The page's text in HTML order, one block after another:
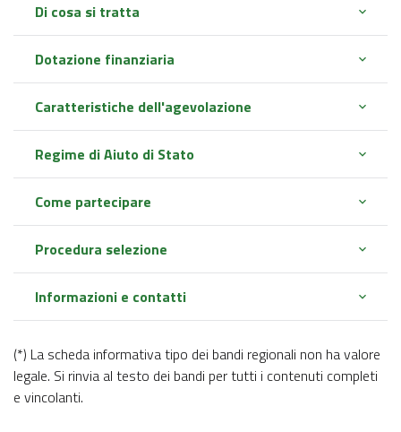
Di cosa si tratta
Dotazione finanziaria
Caratteristiche dell'agevolazione
Regime di Aiuto di Stato
Come partecipare
Procedura selezione
Informazioni e contatti
(*) La scheda informativa tipo dei bandi regionali non ha valore
legale. Si rinvia al testo dei bandi per tutti i contenuti completi
e vincolanti.